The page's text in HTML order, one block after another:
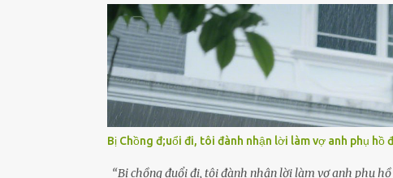
ấy, con gái ruột của họ – Trần Lệ Mi – vẫn đang mê
Nguyễn Thị Mai, một nữ cảnh sát công tác tại địa
hỏn, bàn tay bé xíu co quắp, ...
Bị Chồng đ;uổi đi, tôi đành nhận lời làm vợ anh phụ
“Bị chồng đuổi đi, tôi đành nhận lời làm vợ anh phụ